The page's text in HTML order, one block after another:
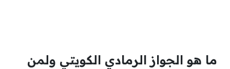
ما هو الجواز الرمادي الكويتي ولمن